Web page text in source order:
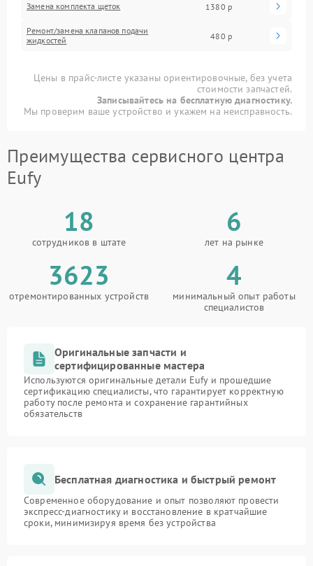
Замена комплекта щеток 1380 р
Ремонт/замена клапанов подачи
жидкостей
480 р
Цены в прайс-листе указаны ориентировочные, без учета
стоимости запчастей.
Записывайтесь на бесплатную диагностику.
Мы проверим ваше устройство и укажем на неисправность.
Преимущества сервисного центра
Eufy
18
сотрудников в штате
6
лет на рынке
3623
отремонтированных устройств
4
минимальный опыт работы
специалистов
Оригинальные запчасти и
сертифицированные мастера
Используются оригинальные детали Eufy и прошедшие
сертификацию специалисты, что гарантирует корректную
работу после ремонта и сохранение гарантийных
обязательств
Бесплатная диагностика и быстрый ремонт
Современное оборудование и опыт позволяют провести
экспресс-диагностику и восстановление в кратчайшие
сроки, минимизируя время без устройства